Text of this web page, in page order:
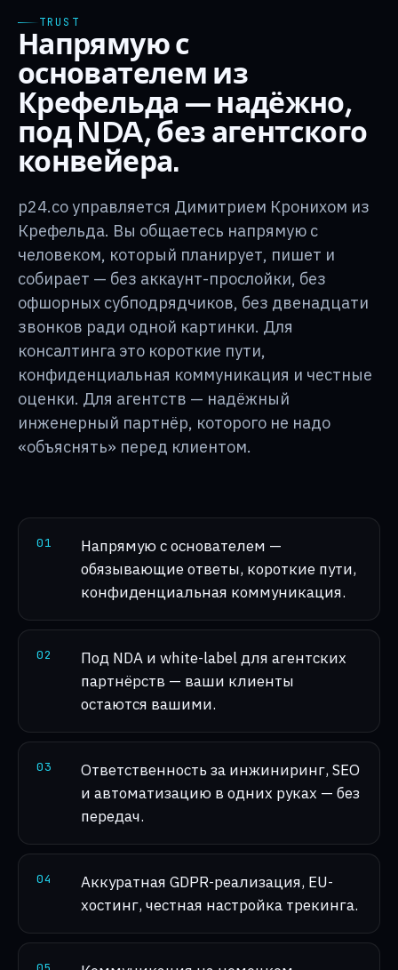
TRUST
Напрямую с
основателем из
Крефельда — надёжно,
под NDA, без агентского
конвейера.
p24.co управляется Димитрием Кронихом из
Крефельда. Вы общаетесь напрямую с
человеком, который планирует, пишет и
собирает — без аккаунт-прослойки, без
офшорных субподрядчиков, без двенадцати
звонков ради одной картинки. Для
консалтинга это короткие пути,
конфиденциальная коммуникация и честные
оценки. Для агентств — надёжный
инженерный партнёр, которого не надо
«объяснять» перед клиентом.
01
Напрямую с основателем —
обязывающие ответы, короткие пути,
конфиденциальная коммуникация.
02
Под NDA и white-label для агентских
партнёрств — ваши клиенты
остаются вашими.
03
Ответственность за инжиниринг, SEO
и автоматизацию в одних руках — без
передач.
04
Аккуратная GDPR-реализация, EU-
хостинг, честная настройка трекинга.